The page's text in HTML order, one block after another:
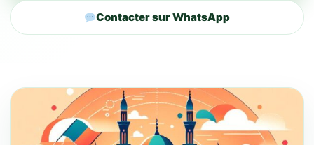
Contacter sur WhatsApp